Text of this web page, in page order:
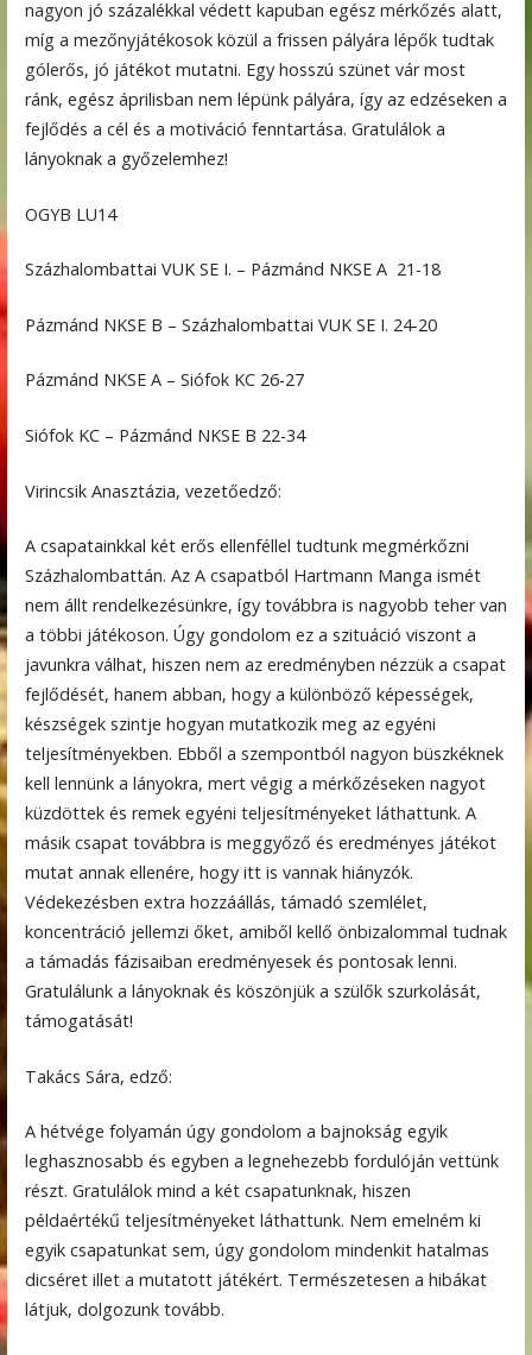
nagyon jó százalékkal védett kapuban egész mérkőzés alatt,
míg a mezőnyjátékosok közül a frissen pályára lépők tudtak
gólerős, jó játékot mutatni. Egy hosszú szünet vár most
ránk, egész áprilisban nem lépünk pályára, így az edzéseken a
fejlődés a cél és a motiváció fenntartása. Gratulálok a
lányoknak a győzelemhez!
OGYB LU14
Százhalombattai VUK SE I. – Pázmánd NKSE A 21-18
Pázmánd NKSE B – Százhalombattai VUK SE I. 24-20
Pázmánd NKSE A – Siófok KC 26-27
Siófok KC – Pázmánd NKSE B 22-34
Virincsik Anasztázia, vezetőedző:
A csapatainkkal két erős ellenféllel tudtunk megmérkőzni
Százhalombattán. Az A csapatból Hartmann Manga ismét
nem állt rendelkezésünkre, így továbbra is nagyobb teher van
a többi játékoson. Úgy gondolom ez a szituáció viszont a
javunkra válhat, hiszen nem az eredményben nézzük a csapat
fejlődését, hanem abban, hogy a különböző képességek,
készségek szintje hogyan mutatkozik meg az egyéni
teljesítményekben. Ebből a szempontból nagyon büszkéknek
kell lennünk a lányokra, mert végig a mérkőzéseken nagyot
küzdöttek és remek egyéni teljesítményeket láthattunk. A
másik csapat továbbra is meggyőző és eredményes játékot
mutat annak ellenére, hogy itt is vannak hiányzók.
Védekezésben extra hozzáállás, támadó szemlélet,
koncentráció jellemzi őket, amiből kellő önbizalommal tudnak
a támadás fázisaiban eredményesek és pontosak lenni.
Gratulálunk a lányoknak és köszönjük a szülők szurkolását,
támogatását!
Takács Sára, edző:
A hétvége folyamán úgy gondolom a bajnokság egyik
leghasznosabb és egyben a legnehezebb fordulóján vettünk
részt. Gratulálok mind a két csapatunknak, hiszen
példaértékű teljesítményeket láthattunk. Nem emelném ki
egyik csapatunkat sem, úgy gondolom mindenkit hatalmas
dicséret illet a mutatott játékért. Természetesen a hibákat
látjuk, dolgozunk tovább.